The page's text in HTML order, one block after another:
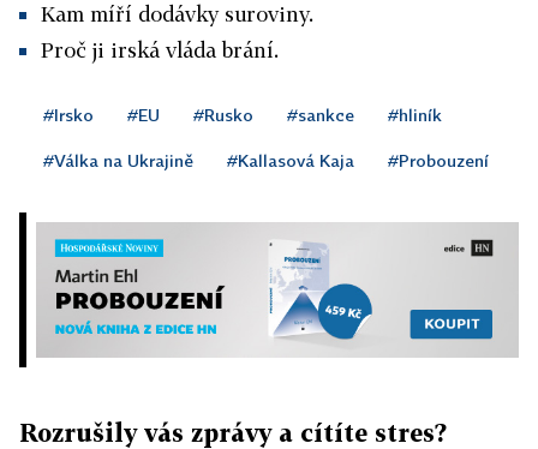
Kam míří dodávky suroviny.
Proč ji irská vláda brání.
#Irsko #EU #Rusko #sankce #hliník
#Válka na Ukrajině #Kallasová Kaja #Probouzení
Rozrušily vás zprávy a cítíte stres?